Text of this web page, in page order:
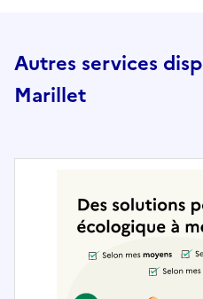
Autres services
Marillet